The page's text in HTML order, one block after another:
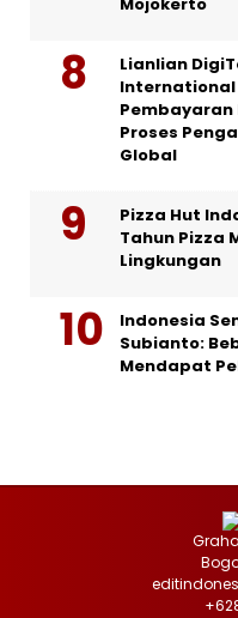
Lianlian
International
Pembayaran
Proses
Global
Pizza Hut
Tahun Pizza
Lingkungan
Indonesia
Subianto:
Mendapat